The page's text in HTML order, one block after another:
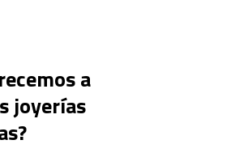
a
joyerías